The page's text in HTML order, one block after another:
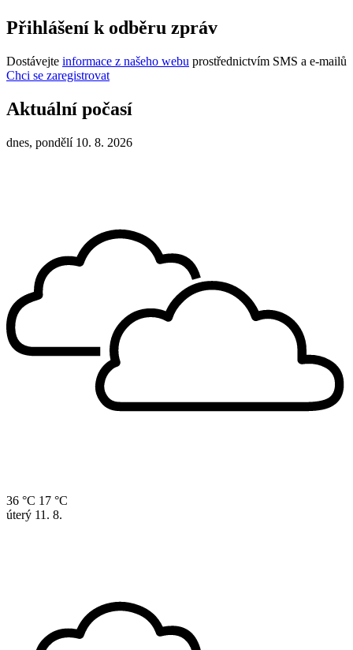
Přihlášení k odběru zpráv
Dostávejte informace z našeho webu prostřednictvím SMS a e-mailů
Chci se zaregistrovat
Aktuální počasí
dnes, pondělí 10. 8. 2026
36 °C 17 °C
úterý 11. 8.